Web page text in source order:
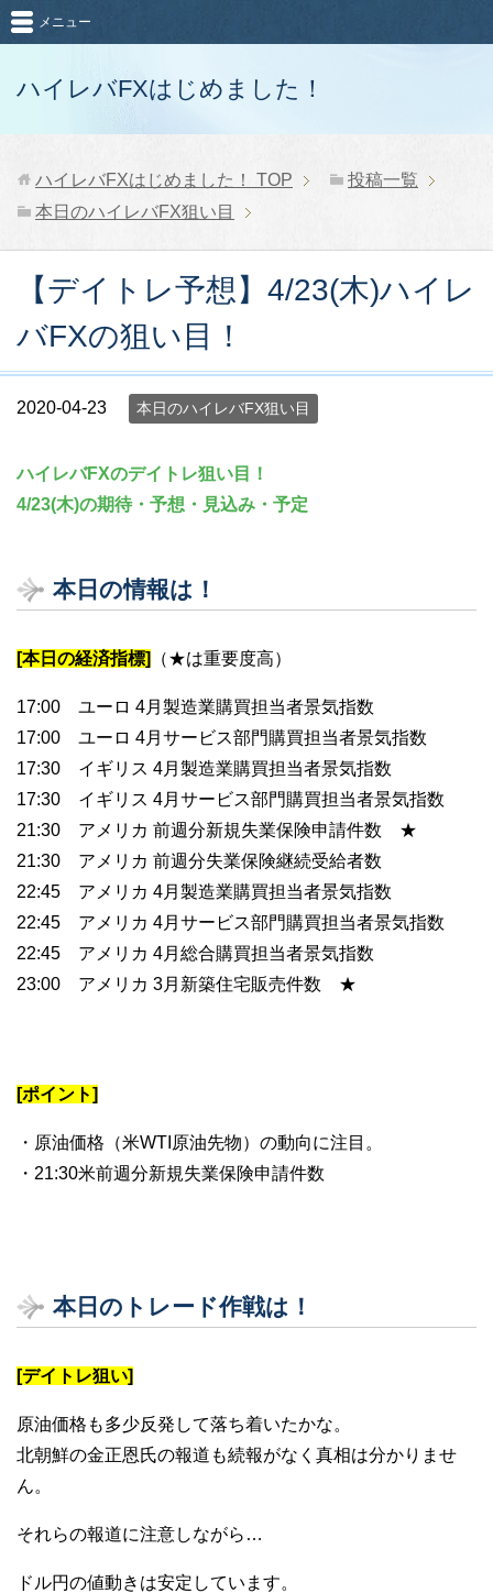
ハイレバFXはじめました！
メニュー
ハイレバFXはじめました！ TOP
投稿一覧
本日のハイレバFX狙い目
【デイトレ予想】4/23(木)ハイレ
バFXの狙い目！
2020-04-23 本日のハイレバFX狙い目
ハイレバFXのデイトレ狙い目！
4/23(木)の期待・予想・見込み・予定
本日の情報は！
[本日の経済指標] （★は重要度高）
17:00 ユーロ 4月製造業購買担当者景気指数
17:00 ユーロ 4月サービス部門購買担当者景気指数
17:30 イギリス 4月製造業購買担当者景気指数
17:30 イギリス 4月サービス部門購買担当者景気指数
21:30 アメリカ 前週分新規失業保険申請件数 ★
21:30 アメリカ 前週分失業保険継続受給者数
22:45 アメリカ 4月製造業購買担当者景気指数
22:45 アメリカ 4月サービス部門購買担当者景気指数
22:45 アメリカ 4月総合購買担当者景気指数
23:00 アメリカ 3月新築住宅販売件数 ★
[ポイント]
・原油価格（米WTI原油先物）の動向に注目。
・21:30米前週分新規失業保険申請件数
本日のトレード作戦は！
[デイトレ狙い]
原油価格も多少反発して落ち着いたかな。
北朝鮮の金正恩氏の報道も続報がなく真相は分かりませ
ん。
それらの報道に注意しながら…
ドル円の値動きは安定しています。